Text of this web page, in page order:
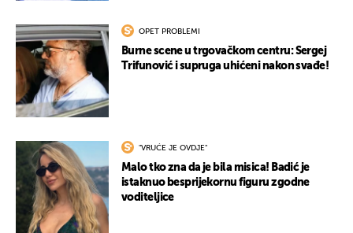
OPET PROBLEMI
Burne scene u trgovačkom centru: Sergej
Trifunović i supruga uhićeni nakon svađe!
"VRUĆE JE OVDJE"
Malo tko zna da je bila misica! Badić je
istaknuo besprijekornu figuru zgodne
voditeljice